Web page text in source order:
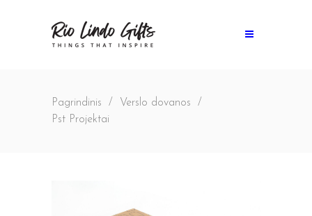
Pagrindinis / Verslo dovanos /
Pst Projektai